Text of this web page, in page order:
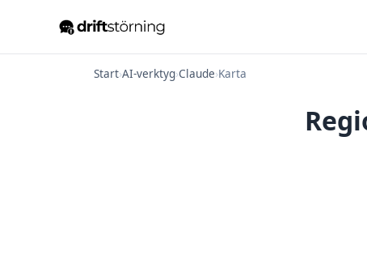
Start›AI-verktyg›Claude›Karta